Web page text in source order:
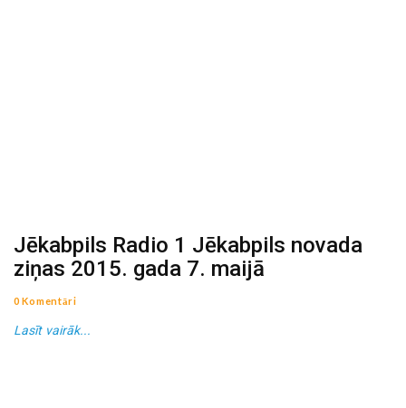
Jēkabpils Radio 1 Jēkabpils novada
ziņas 2015. gada 7. maijā
0 Komentāri
Lasīt vairāk...